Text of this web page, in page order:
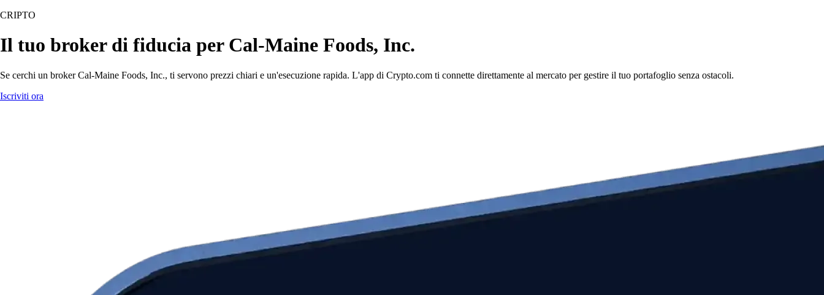
CRIPTO
Il tuo broker di fiducia per Cal-Maine Foods, Inc.
Se cerchi un broker Cal-Maine Foods, Inc., ti servono prezzi chiari e un'esecuzione rapida. L'app di Crypto.com ti connette direttamente al mercato per gestire il tuo portafoglio senza ostacoli.
Iscriviti ora